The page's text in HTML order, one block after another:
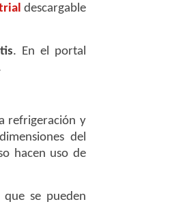
descargable
. En el portal
refrigeración y
del
hacen uso de
que se pueden